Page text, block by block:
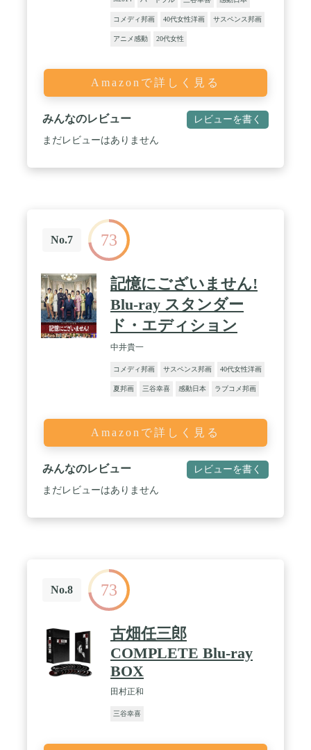
コメディ邦画 40代女性洋画 サスペンス邦画
アニメ感動 20代女性
Amazonで詳しく見る
みんなのレビュー レビューを書く
まだレビューはありません
No.7 73
記憶にございません!
Blu-ray スタンダー
ド・エディション
中井貴一
コメディ邦画 サスペンス邦画 40代女性洋画
夏邦画 三谷幸喜 感動日本 ラブコメ邦画
Amazonで詳しく見る
みんなのレビュー レビューを書く
まだレビューはありません
No.8 73
古畑任三郎
COMPLETE Blu-ray
BOX
田村正和
三谷幸喜